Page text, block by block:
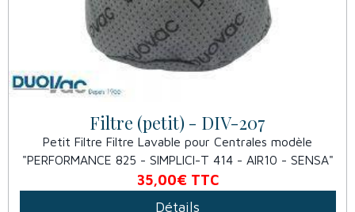
Filtre (petit) - DIV-207
Petit Filtre Filtre Lavable pour Centrales modèle
"PERFORMANCE 825 - SIMPLICI-T 414 - AIR10 - SENSA"
35,00€ TTC
Détails